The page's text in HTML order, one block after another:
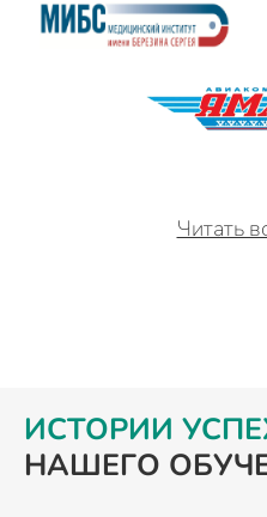
Читать
ИСТОРИИ
НАШЕГО